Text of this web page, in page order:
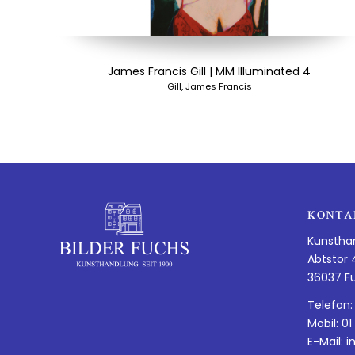
James Francis Gill | MM Illuminated 4
Gill, James Francis
Abtstor
36037
Mobil:
E-Mail: